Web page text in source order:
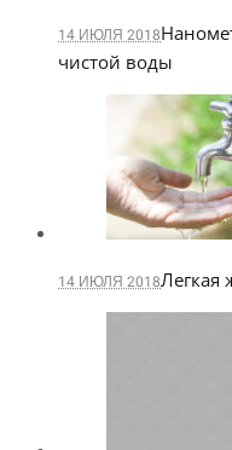
14 ИЮЛЯ 2018
чистой воды
14 ИЮЛЯ 2018Легкая